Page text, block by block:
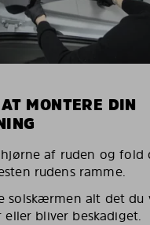
MONTERE DIN
af ruden og fold
rudens ramme.
solskærmen alt det du
bliver beskadiget.